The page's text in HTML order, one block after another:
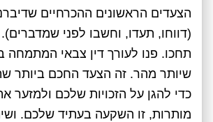
הצעדים הראשונים ההכרחיים
(דווחו, תעדו, וחשבו לפני
תחכו. פנו לעורך דין צבאי
שיותר מהר. זה הצעד החכם ביותר
כדי להגן על הזכויות שלכם ולמזער
מותרות, זו השקעה בעתיד שלכם.